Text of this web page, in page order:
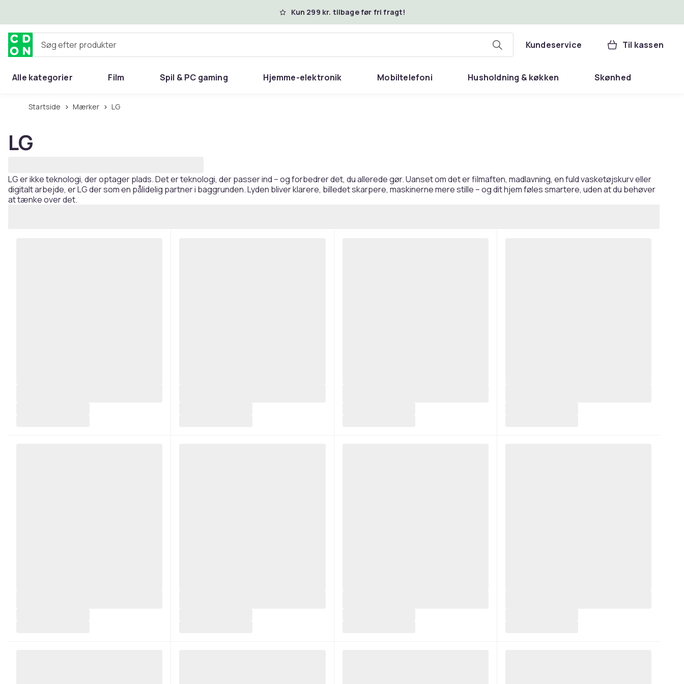
Kun 299 kr. tilbage før fri fragt!
Søg efter produkter Kundeservice Til kassen
Alle kategorier Film Spil & PC gaming Hjemme-elektronik Mobiltelefoni Husholdning & køkken Skønhed
Hjem & have
Startside Mærker LG
LG
LG er ikke teknologi, der optager plads. Det er teknologi, der passer ind – og forbedrer det, du allerede gør. Uanset om det er filmaften, madlavning, en fuld vasketøjskurv eller
digitalt arbejde, er LG der som en pålidelig partner i baggrunden. Lyden bliver klarere, billedet skarpere, maskinerne mere stille – og dit hjem føles smartere, uden at du behøver
at tænke over det.